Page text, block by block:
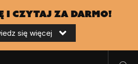
i czytaj za darmo!
się więcej